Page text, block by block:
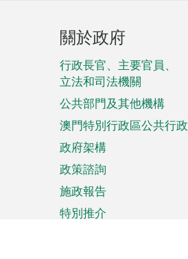
頁
腳
菜
單
關於政府
行政長官、主要官員、
立法和司法機關
公共部門及其他機構
澳門特別行政區公共行政
政府架構
政策諮詢
施政報告
特別推介